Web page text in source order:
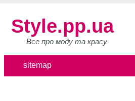
Style.pp.ua
Все про моду та красу
sitemap